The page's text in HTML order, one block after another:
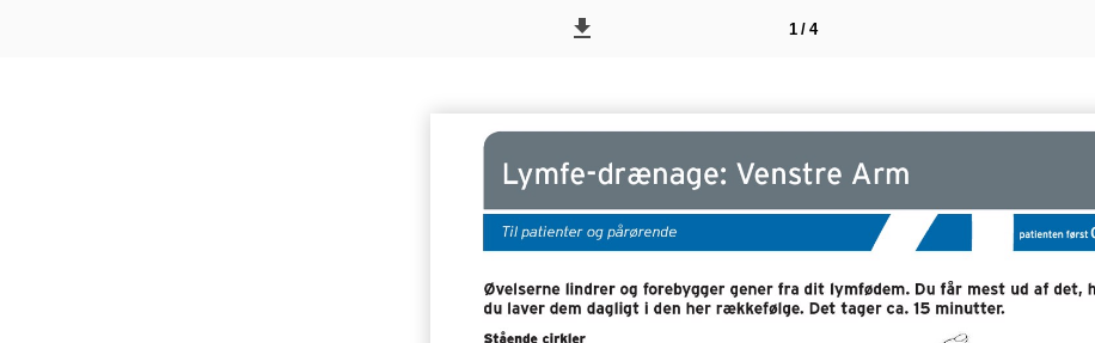
1 / 4